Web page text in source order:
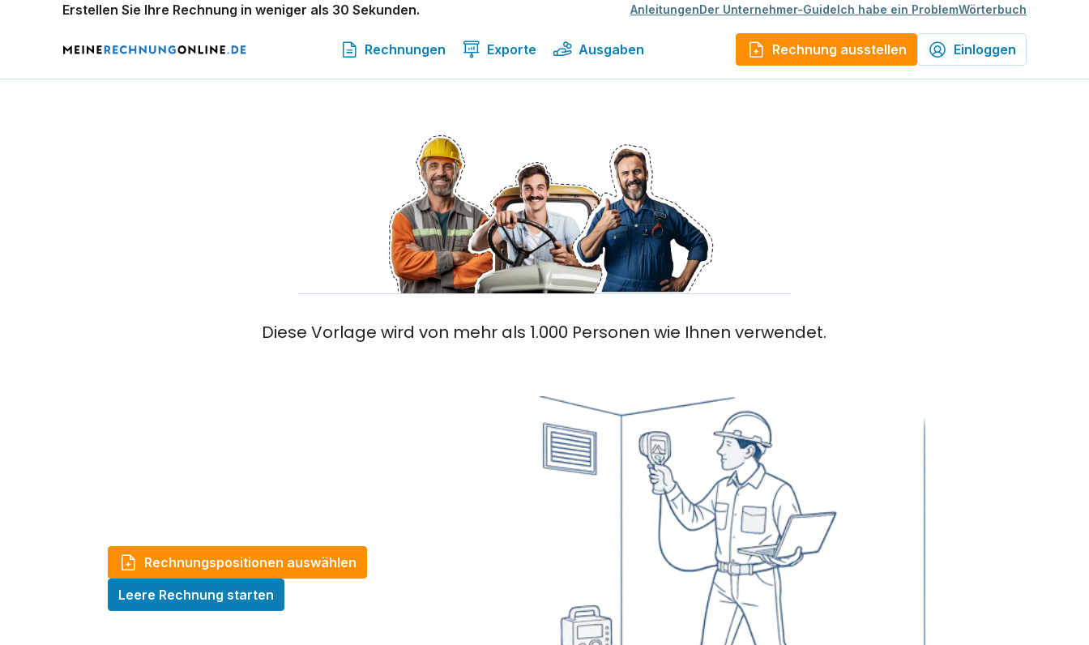
Erstellen Sie Ihre Rechnung in weniger als 30 Sekunden. AnleitungenDer Unternehmer-GuideIch habe ein ProblemWörterbuch
Rechnungen Exporte Ausgaben Rechnung ausstellen Einloggen
Diese Vorlage wird von mehr als 1.000 Personen wie Ihnen verwendet.
Rechnungspositionen auswählen
Leere Rechnung starten